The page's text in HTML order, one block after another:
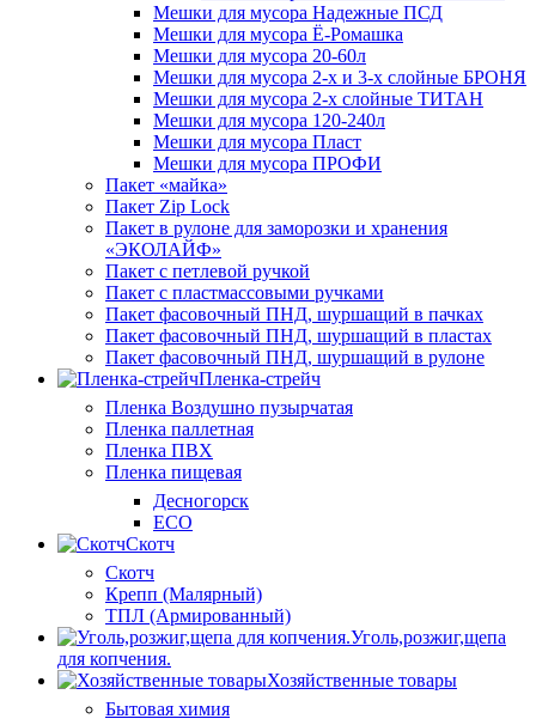
Мешки для мусора Надежные ПСД
Мешки для мусора Ё-Ромашка
Мешки для мусора 20-60л
Мешки для мусора 2-х и 3-х слойные БРОНЯ
Мешки для мусора 2-х слойные ТИТАН
Мешки для мусора 120-240л
Мешки для мусора Пласт
Мешки для мусора ПРОФИ
Пакет «майка»
Пакет Zip Lock
Пакет в рулоне для заморозки и хранения
«ЭКОЛАЙФ»
Пакет с петлевой ручкой
Пакет с пластмассовыми ручками
Пакет фасовочный ПНД, шуршащий в пачках
Пакет фасовочный ПНД, шуршащий в пластах
Пакет фасовочный ПНД, шуршащий в рулоне
Пленка-стрейч
Пленка Воздушно пузырчатая
Пленка паллетная
Пленка ПВХ
Пленка пищевая
Десногорск
ECO
Скотч
Скотч
Крепп (Малярный)
ТПЛ (Армированный)
Уголь,розжиг,щепа
для копчения.
Хозяйственные товары
Бытовая химия